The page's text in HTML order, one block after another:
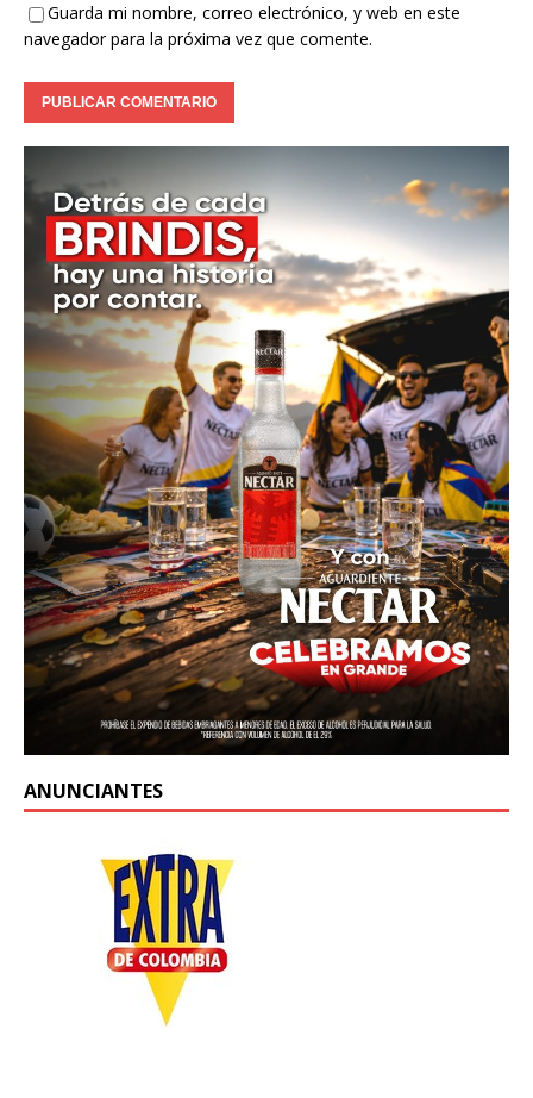
Guarda mi nombre, correo electrónico, y web en este
navegador para la próxima vez que comente.
ANUNCIANTES